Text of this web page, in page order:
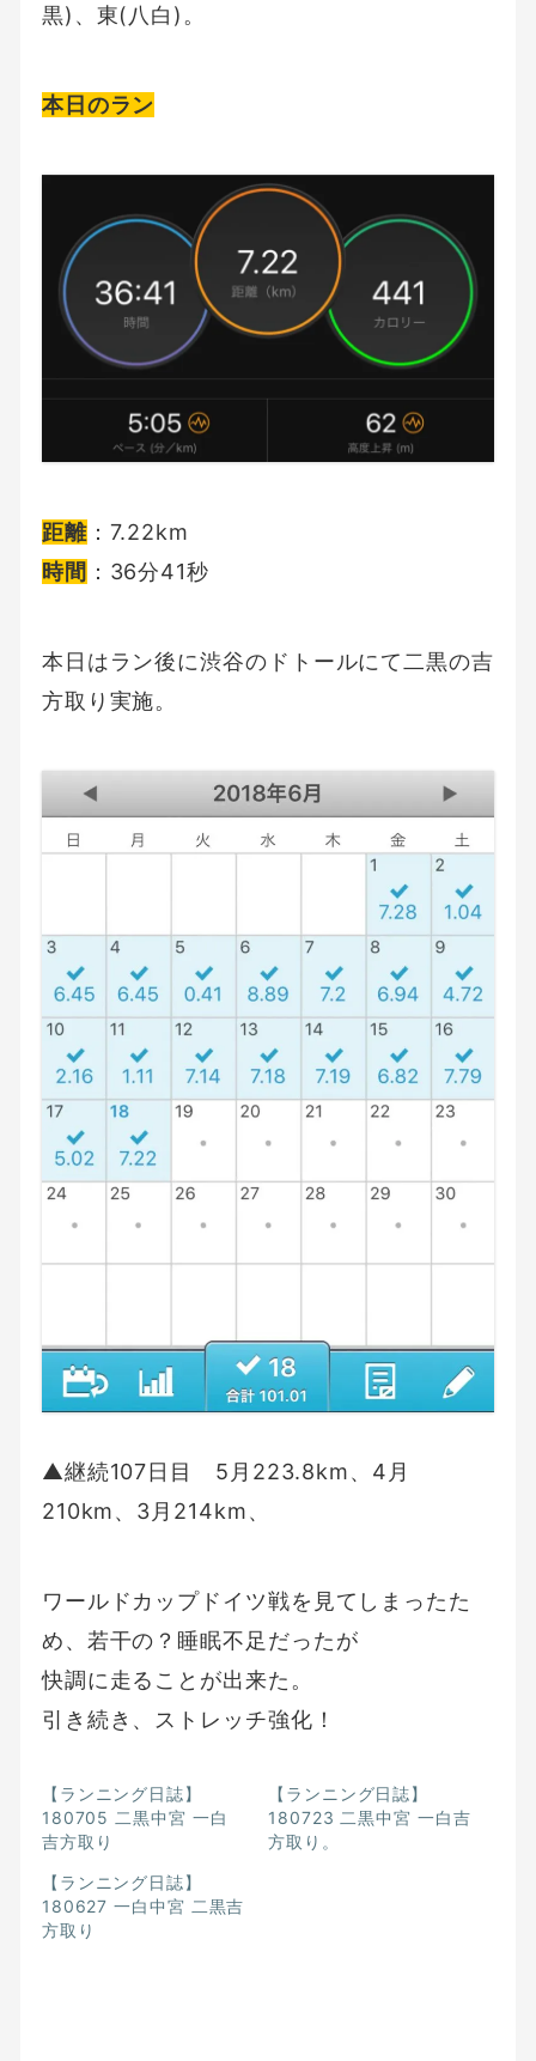
黒)、東(八白)。
本日のラン
距離：7.22km
時間 ：36分41秒
本日はラン後に渋谷のドトールにて二黒の吉
方取り実施。
▲継続107日目 5月223.8km、4月
210km、3月214km、
ワールドカップドイツ戦を見てしまったた
め、若干の？睡眠不足だったが
快調に走ることが出来た。
引き続き、ストレッチ強化！
【ランニング日誌】
180705 二黒中宮 一白
吉方取り
【ランニング日誌】
180723 二黒中宮 一白吉
方取り。
【ランニング日誌】
180627 一白中宮 二黒吉
方取り